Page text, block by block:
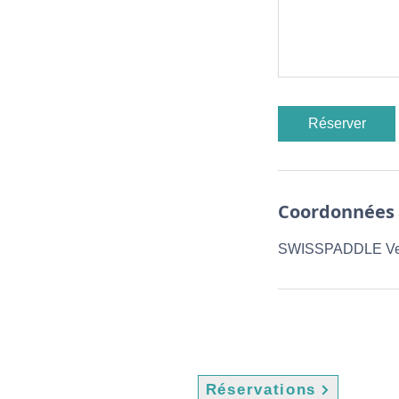
Réserver
Coordonnées
SWISSPADDLE
Réservations